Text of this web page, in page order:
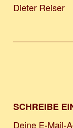
Dieter Reiser
Zurück zur Hauptnavigation springen
SCHREIBE
Deine E-Mail-